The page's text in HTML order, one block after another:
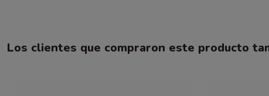
Los clientes que compraron este producto